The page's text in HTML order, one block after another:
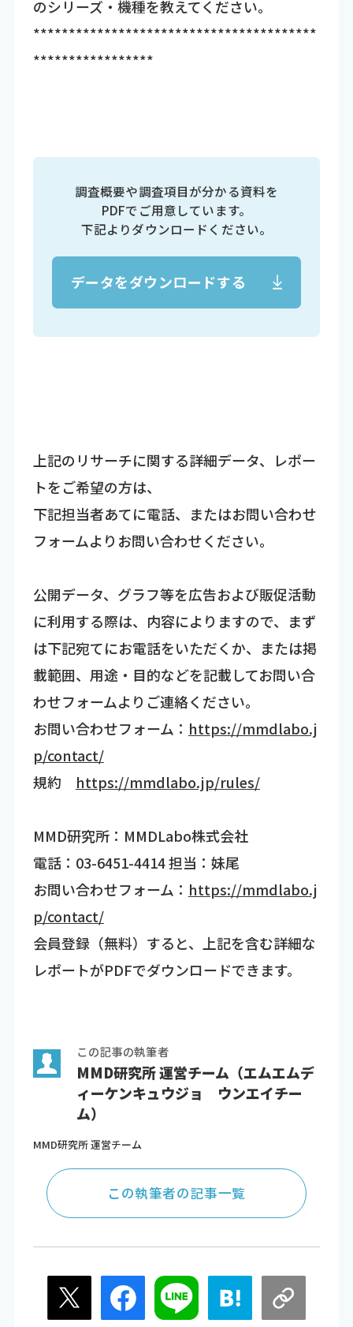
のシリーズ・機種を教えてください。
****************************************
*****************
調査概要や調査項目が分かる資料を
PDFでご用意しています。
下記よりダウンロードください。
データをダウンロードする
上記のリサーチに関する詳細データ、レポー
トをご希望の方は、
下記担当者あてに電話、またはお問い合わせ
フォームよりお問い合わせください。
公開データ、グラフ等を広告および販促活動
に利用する際は、内容によりますので、まず
は下記宛てにお電話をいただくか、または掲
載範囲、用途・目的などを記載してお問い合
わせフォームよりご連絡ください。
お問い合わせフォーム： https://mmdlabo.j
p/contact/
規約 https://mmdlabo.jp/rules/
MMD研究所：MMDLabo株式会社
電話：03-6451-4414 担当：妹尾
お問い合わせフォーム： https://mmdlabo.j
p/contact/
会員登録（無料）すると、上記を含む詳細な
レポートがPDFでダウンロードできます。
この記事の執筆者
MMD研究所 運営チーム（エムエムデ
ィーケンキュウジョ ウンエイチー
ム）
MMD研究所 運営チーム
この執筆者の記事一覧